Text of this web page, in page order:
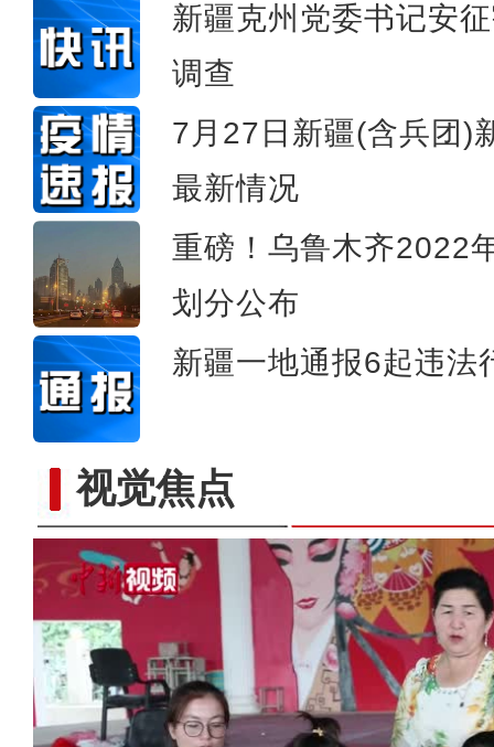
新疆克州党委书记安
调查
7月27日新疆(含兵团)
最新情况
重磅！乌鲁木齐2022
划分公布
新疆一地通报6起违法
视觉焦点
中方：呼吁联合国人权高专
新疆库车小学生暑期乐